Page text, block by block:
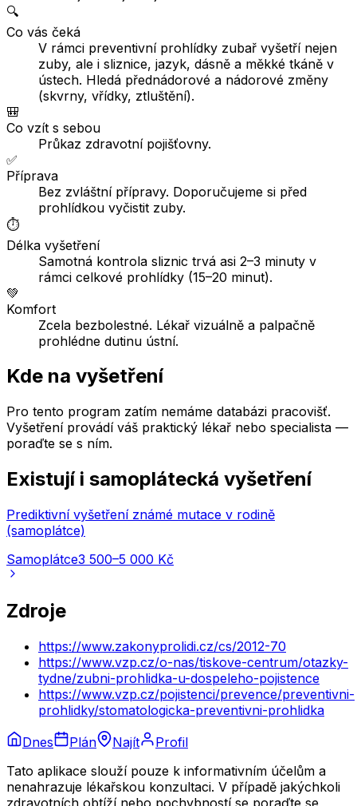
🔍
Co vás čeká
V rámci preventivní prohlídky zubař vyšetří nejen
zuby, ale i sliznice, jazyk, dásně a měkké tkáně v
ústech. Hledá přednádorové a nádorové změny
(skvrny, vřídky, ztluštění).
🎒
Co vzít s sebou
Průkaz zdravotní pojišťovny.
✅
Příprava
Bez zvláštní přípravy. Doporučujeme si před
prohlídkou vyčistit zuby.
⏱️
Délka vyšetření
Samotná kontrola sliznic trvá asi 2–3 minuty v
rámci celkové prohlídky (15–20 minut).
💚
Komfort
Zcela bezbolestné. Lékař vizuálně a palpačně
prohlédne dutinu ústní.
Kde na vyšetření
Pro tento program zatím nemáme databázi pracovišť.
Vyšetření provádí váš praktický lékař nebo specialista —
poraďte se s ním.
Existují i samoplátecká vyšetření
Prediktivní vyšetření známé mutace v rodině
(samoplátce)
Samoplátce3 500–5 000 Kč
Zdroje
https://www.zakonyprolidi.cz/cs/2012-70
https://www.vzp.cz/o-nas/tiskove-centrum/otazky-
tydne/zubni-prohlidka-u-dospeleho-pojistence
https://www.vzp.cz/pojistenci/prevence/preventivni-
prohlidky/stomatologicka-preventivni-prohlidka
Dnes
Plán Najít
Profil
Tato aplikace slouží pouze k informativním účelům a
nenahrazuje lékařskou konzultaci. V případě jakýchkoli
zdravotních obtíží nebo pochybností se poraďte se